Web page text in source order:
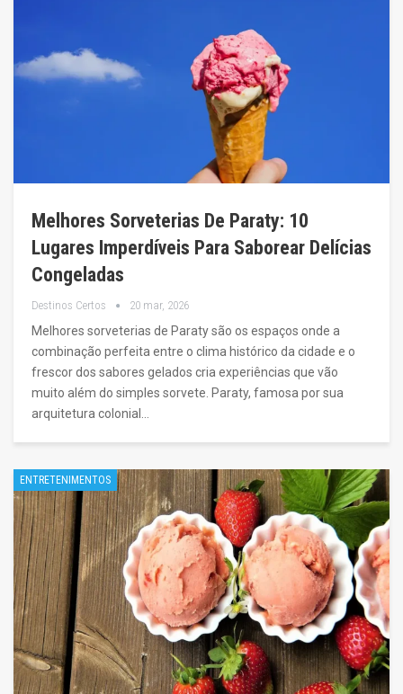
Melhores Sorveterias De Paraty: 10
Lugares Imperdíveis Para Saborear Delícias
Congeladas
Destinos Certos 20 mar, 2026
Melhores sorveterias de Paraty são os espaços onde a
combinação perfeita entre o clima histórico da cidade e o
frescor dos sabores gelados cria experiências que vão
muito além do simples sorvete. Paraty, famosa por sua
arquitetura colonial…
ENTRETENIMENTOS